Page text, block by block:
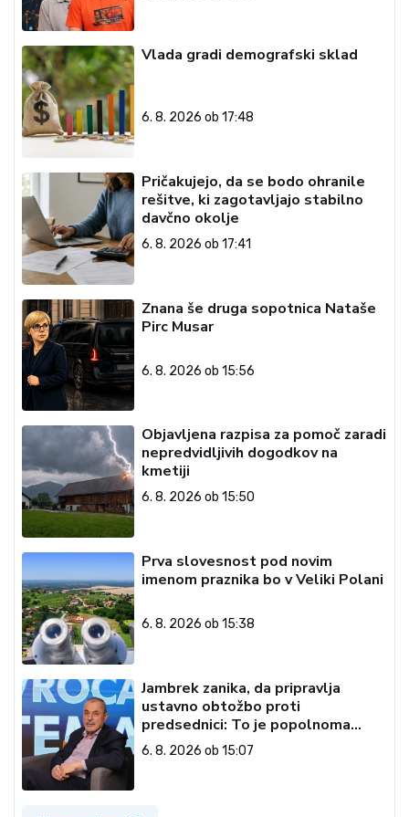
Vlada gradi demografski sklad
6. 8. 2026 ob 17:48
Pričakujejo, da se bodo ohranile
rešitve, ki zagotavljajo stabilno
davčno okolje
6. 8. 2026 ob 17:41
Znana še druga sopotnica Nataše
Pirc Musar
6. 8. 2026 ob 15:56
Objavljena razpisa za pomoč zaradi
nepredvidljivih dogodkov na
kmetiji
6. 8. 2026 ob 15:50
Prva slovesnost pod novim
imenom praznika bo v Veliki Polani
6. 8. 2026 ob 15:38
Jambrek zanika, da pripravlja
ustavno obtožbo proti
predsednici: To je popolnoma
neresnična informacija
6. 8. 2026 ob 15:07